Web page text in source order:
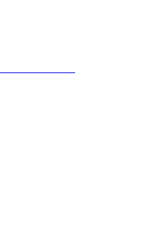
600 544 445